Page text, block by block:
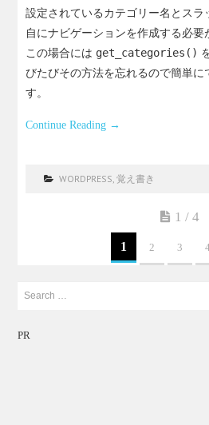
設定されているカテゴリー名とスラ
自にナビゲーションを作成する必要
この場合には get_categories()
びたびその方法を忘れるので簡単に
す。
Continue Reading →
WORDPRESS ,覚え書き
1 / 4
1 2 3 4
PR